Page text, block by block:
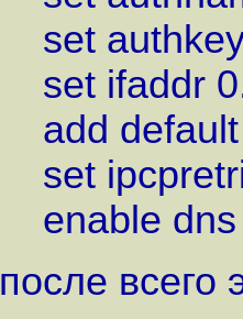
set
set ifaddr
add default
set
enable dns
после всего